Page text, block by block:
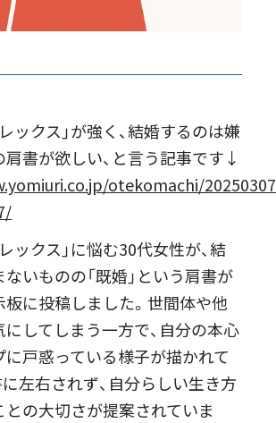
ックス」が強く、結婚するのは嫌
書が欲しい、と言う記事です↓
otekomachi/
ックス」に悩む30代女性が、結
いものの「既婚」という肩書が
に投稿しました。世間体や他
してしまう一方で、自分の本心
に戸惑っている様子が描かれて
左右されず、自分らしい生き方
の大切さが提案されていま